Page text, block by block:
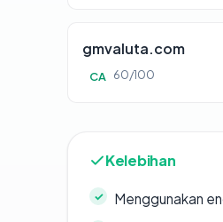
gmvaluta.com
CA 60/100
Kelebihan
Menggunakan